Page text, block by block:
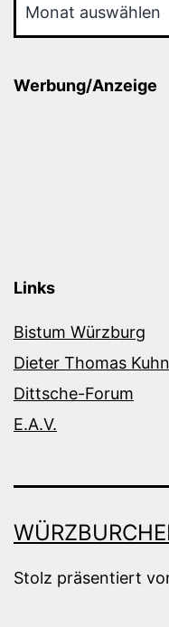
Werbung/Anzeige
Links
Bistum Würzburg
Dieter Thomas Kuhn
Dittsche-Forum
E.A.V.
Stolz präsentiert